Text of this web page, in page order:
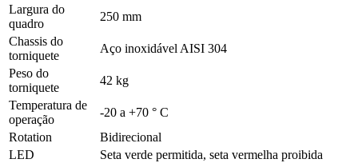
Largura do
quadro
250 mm
Chassis do
torniquete
Aço inoxidável AISI 304
Peso do
torniquete
42 kg
Temperatura de
operação
-20 a +70 ° C
Rotation
Bidirecional
LED
Seta verde permitida, seta vermelha proibida